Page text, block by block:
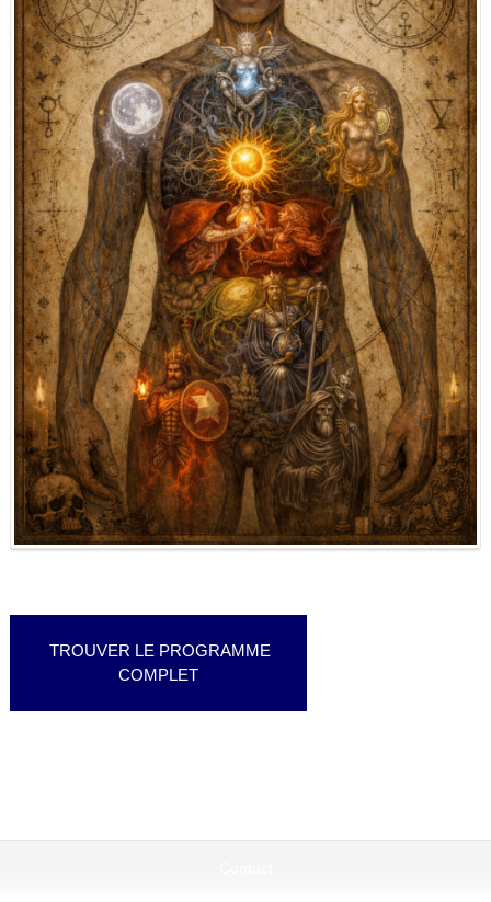
TROUVER LE PROGRAMME
COMPLET